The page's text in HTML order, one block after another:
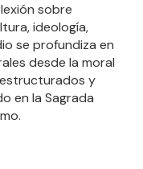
sobre
ideología,
se profundiza en
desde la moral
y
en la Sagrada